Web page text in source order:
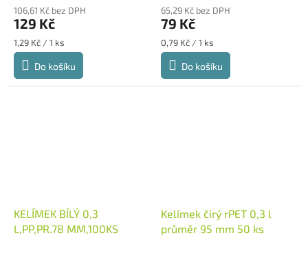
106,61 Kč bez DPH
129 Kč
Měrná
cena:
1,29 Kč / 1 ks
Do košíku
65,29 Kč bez DPH
79 Kč
Měrná
cena:
0,79 Kč / 1 ks
Do košíku
KELÍMEK BÍLÝ 0,3
L,PP,PR.78 MM,100KS
Kelímek čirý rPET 0,3 l
průměr 95 mm 50 ks